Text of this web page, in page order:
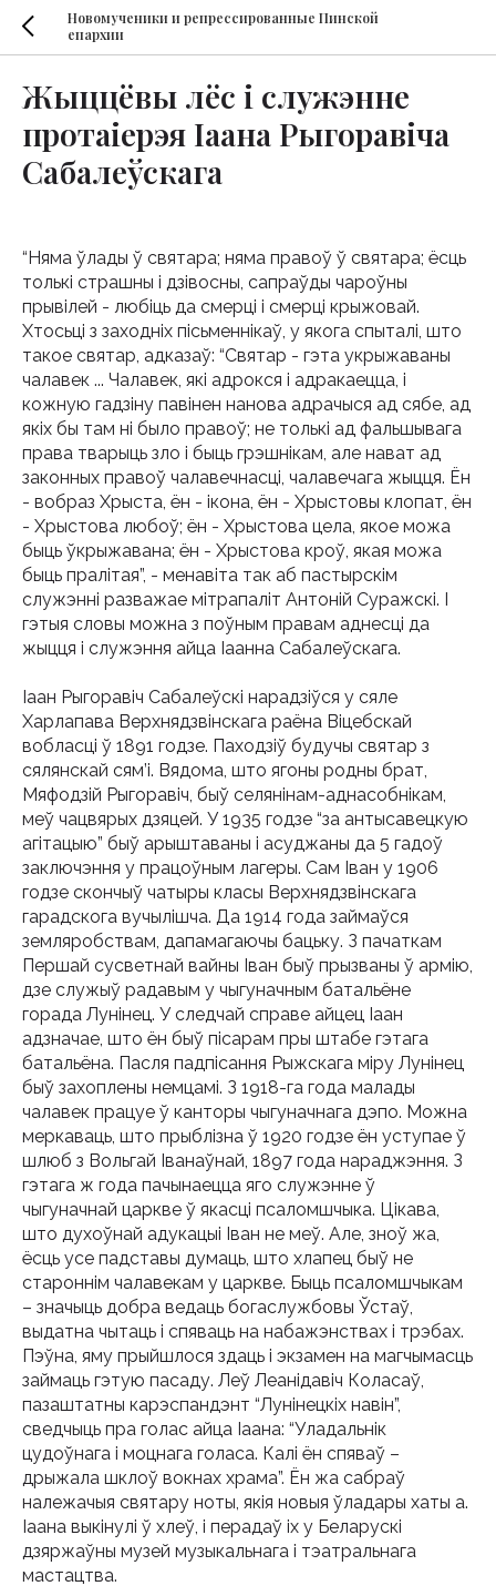
Новомученики и репрессированные Пинской
епархии
Жыццёвы лёс і служэнне
протаіерэя Іаана Рыгоравіча
Сабалеўскага
“Няма ўлады ў святара; няма правоў ў святара; ёсць
толькі страшны і дзівосны, сапраўды чароўны
прывілей - любіць да смерці і смерці крыжовай.
Хтосьці з заходніх пісьменнікаў, у якога спыталі, што
такое святар, адказаў: “Святар - гэта укрыжаваны
чалавек ... Чалавек, які адрокся і адракаецца, і
кожную гадзіну павінен нанова адрачыся ад сябе, ад
якіх бы там ні было правоў; не толькі ад фальшывага
права тварыць зло і быць грэшнікам, але нават ад
законных правоў чалавечнасці, чалавечага жыцця. Ён
- вобраз Хрыста, ён - ікона, ён - Хрыстовы клопат, ён
- Хрыстова любоў; ён - Хрыстова цела, якое можа
быць ўкрыжавана; ён - Хрыстова кроў, якая можа
быць пралітая”, - менавіта так аб пастырскім
служэнні разважае мітрапаліт Антоній Суражскі. І
гэтыя словы можна з поўным правам аднесці да
жыцця і служэння айца Іаанна Сабалеўскага.
Іаан Рыгоравіч Сабалеўскі нарадзіўся у сяле
Харлапава Верхнядзвінскага раёна Віцебскай
вобласці ў 1891 годзе. Паходзіў будучы святар з
сялянскай сям’і. Вядома, што ягоны родны брат,
Мяфодзій Рыгоравіч, быў селянінам-аднасобнікам,
меў чацвярых дзяцей. У 1935 годзе “за антысавецкую
агітацыю” быў арыштаваны і асуджаны да 5 гадоў
заключэння у працоўным лагеры. Сам Іван у 1906
годзе скончыў чатыры класы Верхнядзвінскага
гарадскога вучылішча. Да 1914 года займаўся
земляробствам, дапамагаючы бацьку. З пачаткам
Першай сусветнай вайны Іван быў прызваны ў армію,
дзе служыў радавым у чыгуначным батальёне
горада Лунінец. У следчай справе айцец Іаан
адзначае, што ён быў пісарам пры штабе гэтага
батальёна. Пасля падпісання Рыжскага міру Лунінец
быў захоплены немцамі. З 1918-га года малады
чалавек працуе ў канторы чыгуначнага дэпо. Можна
меркаваць, што прыблізна ў 1920 годзе ён уступае ў
шлюб з Вольгай Іванаўнай, 1897 года нараджэння. З
гэтага ж года пачынаецца яго служэнне ў
чыгуначнай царкве ў якасці псаломшчыка. Цікава,
што духоўнай адукацыі Іван не меў. Але, зноў жа,
ёсць усе падставы думаць, што хлапец быў не
староннім чалавекам у царкве. Быць псаломшчыкам
– значыць добра ведаць богаслужбовы Ўстаў,
выдатна чытаць і спяваць на набажэнствах і трэбах.
Пэўна, яму прыйшлося здаць і экзамен на магчымасць
займаць гэтую пасаду. Леў Леанідавіч Коласаў,
пазаштатны карэспандэнт “Лунінецкіх навін”,
сведчыць пра голас айца Іаана: “Уладальнік
цудоўнага і моцнага голаса. Калі ён спяваў –
дрыжала шклоў вокнах храма”. Ён жа сабраў
належачыя святару ноты, якія новыя ўладары хаты а.
Іаана выкінулі ў хлеў, і перадаў іх у Беларускі
дзяржаўны музей музыкальнага і тэатральнага
мастацтва.